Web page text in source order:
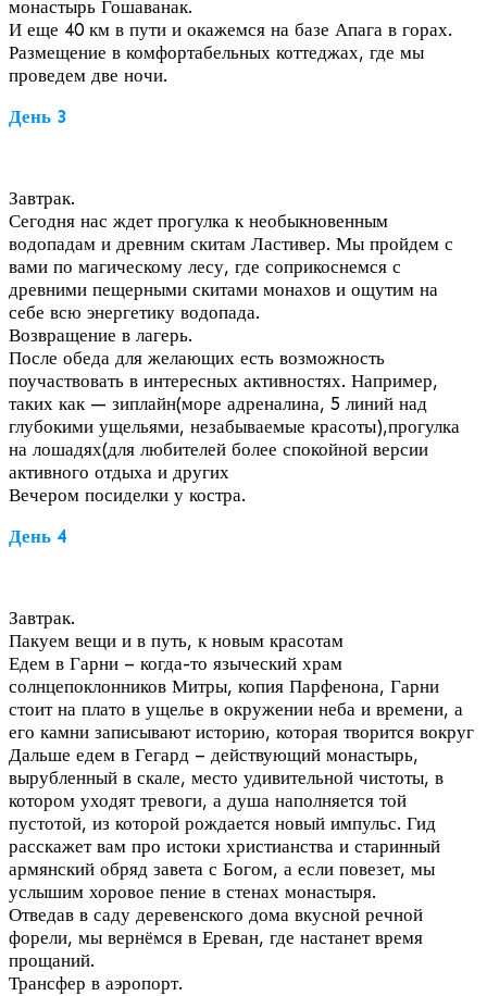
монастырь Гошаванак.
И еще 40 км в пути и окажемся на базе Апага в горах.
Размещение в комфортабельных коттеджах, где мы
проведем две ночи.
День 3
Завтрак.
Сегодня нас ждет прогулка к необыкновенным
водопадам и древним скитам Ластивер. Мы пройдем с
вами по магическому лесу, где соприкоснемся с
древними пещерными скитами монахов и ощутим на
себе всю энергетику водопада.
Возвращение в лагерь.
После обеда для желающих есть возможность
поучаствовать в интересных активностях. Например,
таких как — зиплайн(море адреналина, 5 линий над
глубокими ущельями, незабываемые красоты),прогулка
на лошадях(для любителей более спокойной версии
активного отдыха и других
Вечером посиделки у костра.
День 4
Завтрак.
Пакуем вещи и в путь, к новым красотам
Едем в Гарни – когда-то языческий храм
солнцепоклонников Митры, копия Парфенона, Гарни
стоит на плато в ущелье в окружении неба и времени, а
его камни записывают историю, которая творится вокруг
Дальше едем в Гегард – действующий монастырь,
вырубленный в скале, место удивительной чистоты, в
котором уходят тревоги, а душа наполняется той
пустотой, из которой рождается новый импульс. Гид
расскажет вам про истоки христианства и старинный
армянский обряд завета с Богом, а если повезет, мы
услышим хоровое пение в стенах монастыря.
Отведав в саду деревенского дома вкусной речной
форели, мы вернёмся в Ереван, где настанет время
прощаний.
Трансфер в аэропорт.